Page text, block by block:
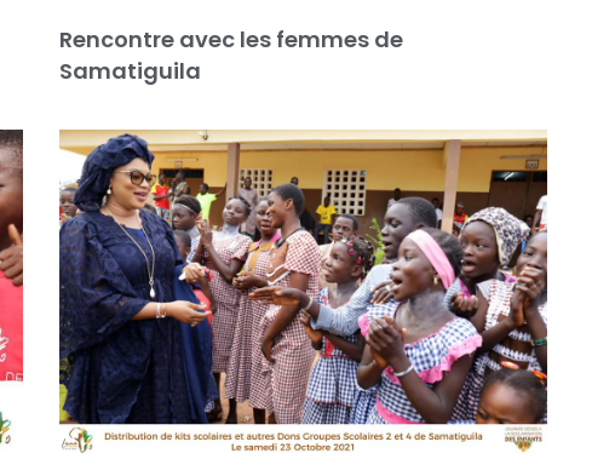
Rencontre avec les femmes de
Samatiguila